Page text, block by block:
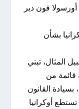
فون دير
بشأن
المثال، تبني
قائمة من
القانون
أوكرانيا